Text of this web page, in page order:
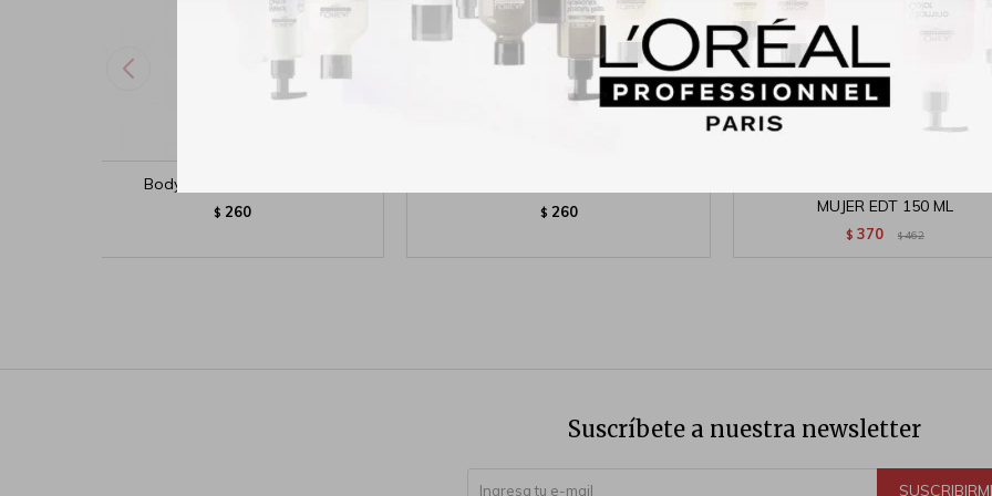
Body Splash Pibe´s Club
$ 260 $ 260
MUJER EDT 150 ML
$ 370 $ 462
Suscríbete a nuestra newsletter